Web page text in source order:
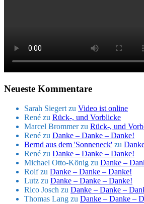
Neueste Kommentare
Sarah Siegert zu Video ist online
René zu Rück-, und Vorblicke
Marcel Brommerzu Rück-, und
René zu Danke – Danke – Danke!
Bernd aus dem 'Sonneneck' zu
René zu Danke – Danke – Danke!
Michael Otto-König zu Danke –
Rolfzu Danke – Danke – Danke!
Lutz zu Danke – Danke – Danke!
Rico Josch zu Danke – Danke –
Thomas Lang zu Danke – Danke –